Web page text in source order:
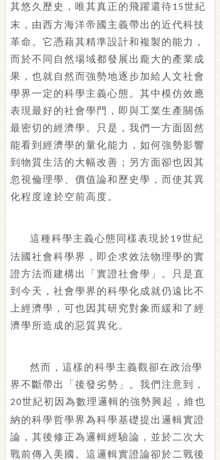
其悠久歷史，唯其真正的飛躍還待 15世紀
末，由西方海洋帝國主義帶出的近代科技
革命。它憑藉其精準設計和複製的能力，
而於不同自然場域都發展出龐大的產業成
果，也就自然而強勢地逐步加給人文社會
學界一定的科學主義心態。其中模仿效應
表現最好的社會學門，即與工業生產關係
最密切的經濟學。只是，我們一方面固然
能看到經濟學的量化能力，如何強勢影響
到物質生活的大幅改善；另方面卻也因其
忽視倫理學、價值論和歷史學，而使其異
化程度達於空前高度。
這種科學主義心態同樣表現於 19世紀
法國社會科學界，即企求效法物理學的實
證方法而建構出「實證社會學」。只是直
到今天，社會學界的科學化成就仍遠比不
上經濟學，可也因其研究對象而緩和了經
濟學所造成的惡質異化。
然而，這樣的科學主義觀卻在政治學
界不斷帶出「後發劣勢」。我們注意到，
20世紀初因為數理邏輯的強勢興起，維也
納的科學哲學界為科學基礎提出邏輯實證
論，其後修正為邏輯經驗論，並於二次大
戰前傳入美國。這邏輯實證論卻於二戰後